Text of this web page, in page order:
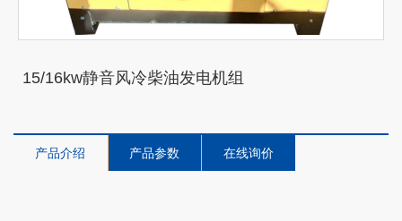
15/16kw静音风冷柴油发电机组
产品介绍 产品参数 在线询价